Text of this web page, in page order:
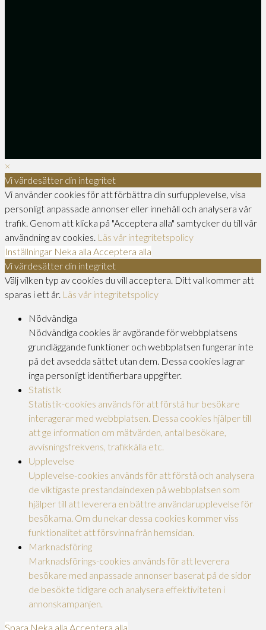
×
Vi värdesätter din integritet
Vi använder cookies för att förbättra din surfupplevelse, visa
personligt anpassade annonser eller innehåll och analysera vår
trafik. Genom att klicka på "Acceptera alla" samtycker du till vår
användning av cookies. Läs vår integritetspolicy
Inställningar Neka alla Acceptera alla
Vi värdesätter din integritet
Välj vilken typ av cookies du vill acceptera. Ditt val kommer att
sparas i ett år. Läs vår integritetspolicy
Nödvändiga
Nödvändiga cookies är avgörande för webbplatsens
grundläggande funktioner och webbplatsen fungerar inte
på det avsedda sättet utan dem. Dessa cookies lagrar
inga personligt identifierbara uppgifter.
Statistik
Statistik-cookies används för att förstå hur besökare
interagerar med webbplatsen. Dessa cookies hjälper till
att ge information om mätvärden, antal besökare,
avvisningsfrekvens, trafikkälla etc.
Upplevelse
Upplevelse-cookies används för att förstå och analysera
de viktigaste prestandaindexen på webbplatsen som
hjälper till att leverera en bättre användarupplevelse för
besökarna. Om du nekar dessa cookies kommer viss
funktionalitet att försvinna från hemsidan.
Marknadsföring
Marknadsförings-cookies används för att leverera
besökare med anpassade annonser baserat på de sidor
de besökte tidigare och analysera effektiviteten i
annonskampanjen.
Spara Neka alla Acceptera alla